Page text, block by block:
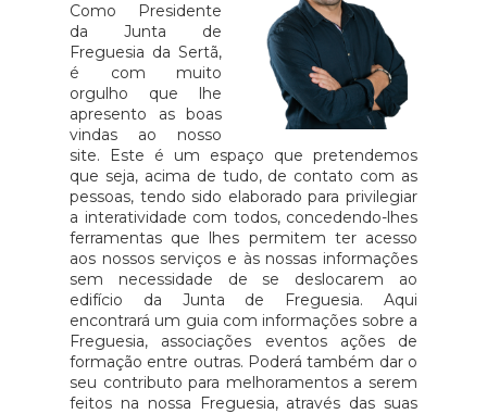
Como Presidente
da Junta de
Freguesia da Sertã,
é com muito
orgulho que lhe
apresento as boas
vindas ao nosso
site. Este é um espaço que pretendemos
que seja, acima de tudo, de contato com as
pessoas, tendo sido elaborado para privilegiar
a interatividade com todos, concedendo-lhes
ferramentas que lhes permitem ter acesso
aos nossos serviços e às nossas informações
sem necessidade de se deslocarem ao
edifício da Junta de Freguesia. Aqui
encontrará um guia com informações sobre a
Freguesia, associações eventos ações de
formação entre outras. Poderá também dar o
seu contributo para melhoramentos a serem
feitos na nossa Freguesia, através das suas